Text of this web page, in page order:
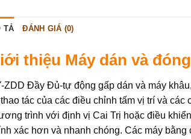
TẢ ĐÁNH GIÁ (0)
thiệu Máy dán và
ZDD Đầy Đủ-tự động gấp dán và máy
tác của các điều chỉnh tấm vị trí và
trình với định vị Cai Trị hoặc điều
xác hơn và nhanh chóng. Các máy